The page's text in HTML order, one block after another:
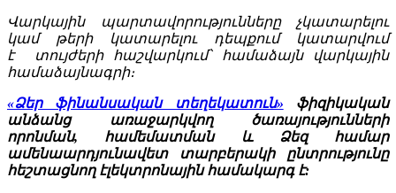
Վարկային պարտավորությունները չկատարելու
կամ թերի կատարելու դեպքում կատարվում
է տույժերի հաշվարկում՝ համաձայն վարկային
համաձայնագրի։
«Ձեր ֆինանսական տեղեկատուն» ֆիզիկական
անձանց առաջարկվող ծառայությունների
որոնման, համեմատման և Ձեզ համար
ամենաարդյունավետ տարբերակի ընտրությունը
հեշտացնող էլեկտրոնային համակարգ է: